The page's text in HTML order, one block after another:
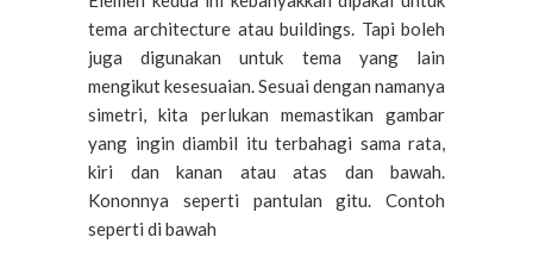
tema architecture atau buildings. Tapi boleh
juga digunakan untuk tema yang lain
mengikut kesesuaian. Sesuai dengan namanya
simetri, kita perlukan memastikan gambar
yang ingin diambil itu terbahagi sama rata,
kiri dan kanan atau atas dan bawah.
Kononnya seperti pantulan gitu. Contoh
seperti di bawah